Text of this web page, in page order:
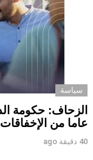
سياسة
عاما من الإخفاقات
40 دقيقة ago